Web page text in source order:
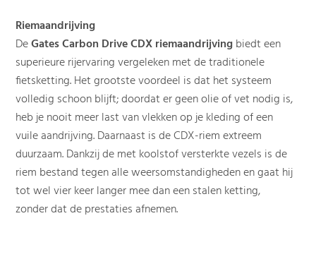
Riemaandrijving
DeGates Carbon Drive CDX riemaandrijvingbiedt een
superieure rijervaring vergeleken met de traditionele
fietsketting. Het grootste voordeel is dat het systeem
volledig schoon blijft; doordat er geen olie of vet nodig is,
heb je nooit meer last van vlekken op je kleding of een
vuile aandrijving. Daarnaast is de CDX-riem extreem
duurzaam. Dankzij de met koolstof versterkte vezels is de
riem bestand tegen alle weersomstandigheden en gaat hij
tot wel vier keer langer mee dan een stalen ketting,
zonder dat de prestaties afnemen.